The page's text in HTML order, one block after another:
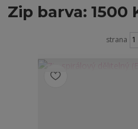
Zip barva: 1500
strana